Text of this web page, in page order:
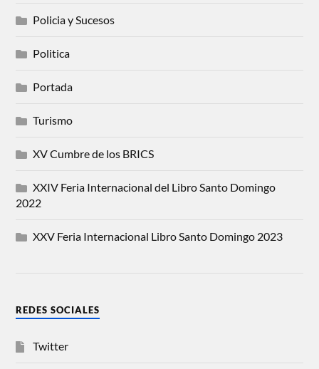
Policia y Sucesos
Politica
Portada
Turismo
XV Cumbre de los BRICS
XXIV Feria Internacional del Libro Santo Domingo
2022
XXV Feria Internacional Libro Santo Domingo 2023
REDES SOCIALES
Twitter